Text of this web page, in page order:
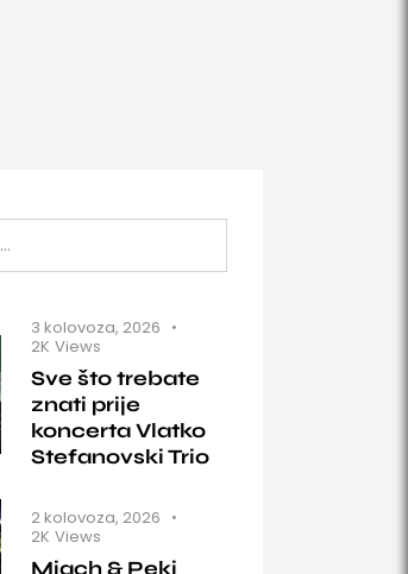
3 kolovoza, 2026
2K Views
Sve što trebate
znati prije
koncerta Vlatko
Stefanovski Trio
2 kolovoza, 2026
2K Views
Miach & Peki